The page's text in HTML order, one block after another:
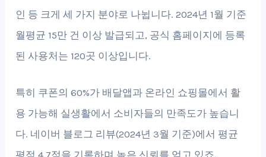
인 등 크게 세 가지 분야로 나뉩니다. 2024년 1월 기준
월평균 15만 건 이상 발급되고, 공식 홈페이지에 등록
된 사용처는 120곳 이상입니다.
특히 쿠폰의 60%가 배달앱과 온라인 쇼핑몰에서 활
용 가능해 실생활에서 소비자들의 만족도가 높습니
다. 네이버 블로그 리뷰(2024년 3월 기준)에서 평균